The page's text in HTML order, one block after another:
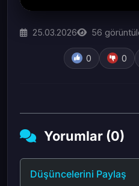
25.03.2026 56
0 0
Yorumlar (0)
Düşüncelerini Paylaş